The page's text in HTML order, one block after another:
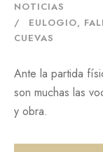
NOTICIAS
EULOGIO,
CUEVAS
Ante la partida
son muchas las
y obra.